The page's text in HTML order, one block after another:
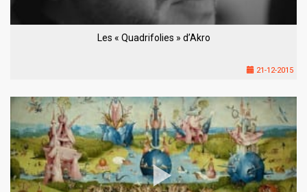
Les « Quadrifolies » d’Akro
21-12-2015